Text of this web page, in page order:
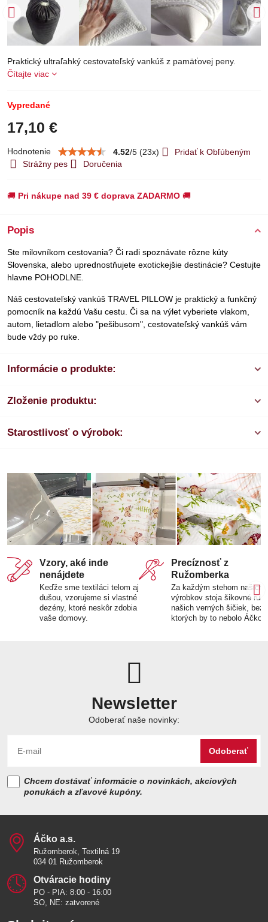
Praktický ultraľahký cestovateľský vankúš z pamäťovej peny.
Čítajte viac
Vypredané
17,10 €
Hodnotenie 4.52/5 (23x)
Pridať k Obľúbeným
Strážny pes
Doručenia
🚚 Pri nákupe nad 39 € doprava ZADARMO 🚚
Popis
Ste milovníkom cestovania? Či radi spoznávate rôzne kúty
Slovenska, alebo uprednostňujete exotickejšie destinácie? Cestujte
hlavne POHODLNE.
Náš cestovateľský vankúš TRAVEL PILLOW je praktický a funkčný
pomocník na každú Vašu cestu. Či sa na výlet vyberiete vlakom,
autom, lietadlom alebo "pešibusom", cestovateľský vankúš vám
bude vždy po ruke.
Informácie o produkte:
Zloženie produktu:
Starostlivosť o výrobok:
Vzory, aké inde
nenájdete
Keďže sme textiláci telom aj
dušou, vzorujeme si vlastné
dezény, ktoré neskôr zdobia
vaše domovy.
Precíznosť z
Ružomberka
Za každým stehom našich
výrobkov stoja šikovné ruky
našich verných šičiek, bez
ktorých by to nebolo Áčko.
Newsletter
Odoberať naše novinky:
Odoberať
Chcem dostávať informácie o novinkách, akciových
ponukách a zľavové kupóny.
Áčko a​.s​.
Ružomberok, Textilná 19
034 01 Ružomberok
Otváracie hodiny
PO - PIA: 8:00 - 16:00
SO, NE: zatvorené